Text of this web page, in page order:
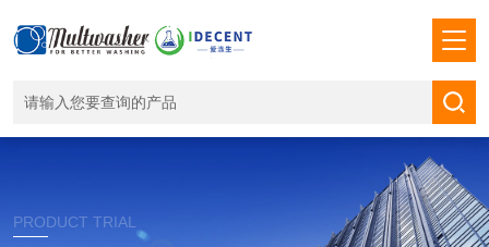
PRODUCT TRIAL